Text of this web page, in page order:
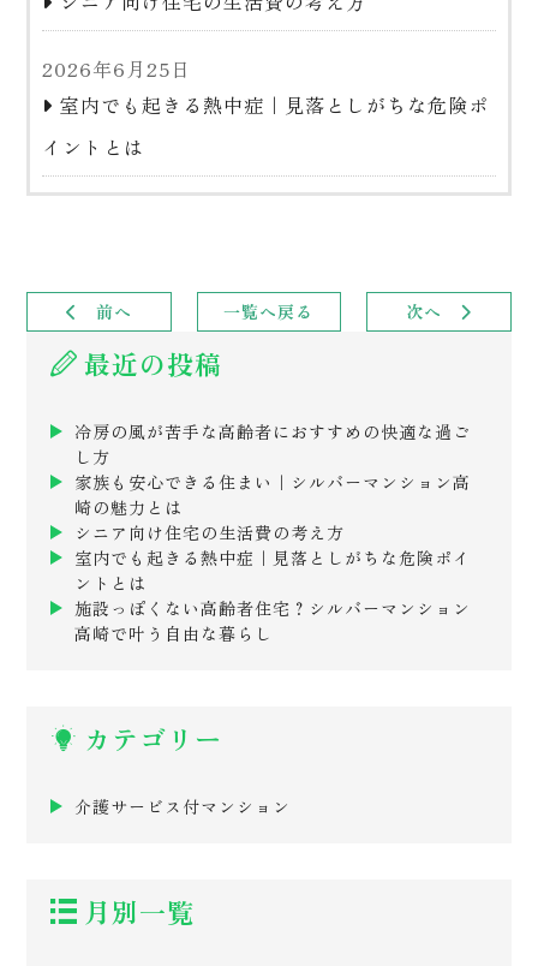
2026年6月25日
室内でも起きる熱中症｜見落としがちな危険ポ
イントとは
前へ 一覧へ戻る 次へ
最近の投稿
冷房の風が苦手な高齢者におすすめの快適な過ご
し方
家族も安心できる住まい｜シルバーマンション高
崎の魅力とは
シニア向け住宅の生活費の考え方
室内でも起きる熱中症｜見落としがちな危険ポイ
ントとは
施設っぽくない高齢者住宅？シルバーマンション
高崎で叶う自由な暮らし
カテゴリー
介護サービス付マンション
月別一覧